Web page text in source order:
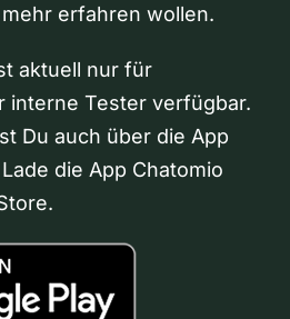
erfahren wollen.
aktuell nur für
interne Tester verfügbar.
Du auch über die App
die App Chatomio